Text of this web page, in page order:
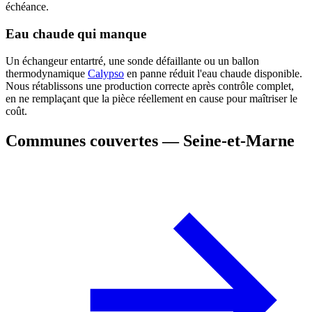
échéance.
Eau chaude qui manque
Un échangeur entartré, une sonde défaillante ou un ballon
thermodynamique Calypso en panne réduit l'eau chaude disponible.
Nous rétablissons une production correcte après contrôle complet,
en ne remplaçant que la pièce réellement en cause pour maîtriser le
coût.
Communes couvertes — Seine-et-Marne